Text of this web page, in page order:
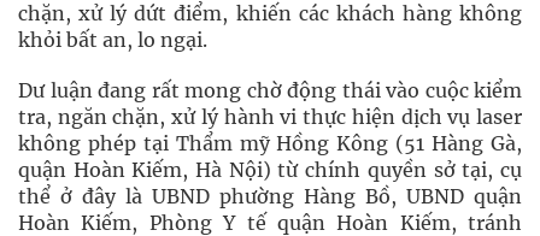
chặn, xử lý dứt điểm, khiến các khách hàng không
khỏi bất an, lo ngại.
Dư luận đang rất mong chờ động thái vào cuộc kiểm
tra, ngăn chặn, xử lý hành vi thực hiện dịch vụ laser
không phép tại Thẩm mỹ Hồng Kông (51 Hàng Gà,
quận Hoàn Kiếm, Hà Nội) từ chính quyền sở tại, cụ
thể ở đây là UBND phường Hàng Bồ, UBND quận
Hoàn Kiếm, Phòng Y tế quận Hoàn Kiếm, tránh